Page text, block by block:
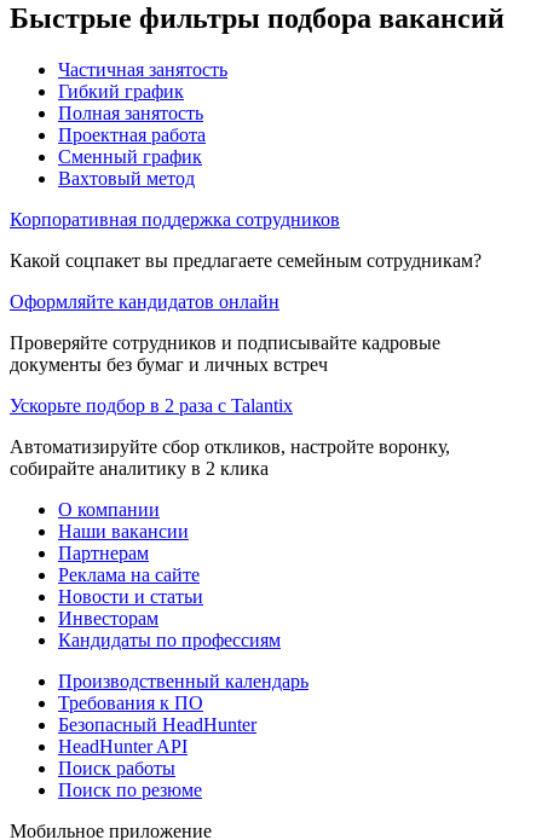
Быстрые фильтры подбора вакансий
Частичная занятость
Гибкий график
Полная занятость
Проектная работа
Сменный график
Вахтовый метод
Корпоративная поддержка сотрудников
Какой соцпакет вы предлагаете семейным сотрудникам?
Оформляйте кандидатов онлайн
Проверяйте сотрудников и подписывайте кадровые
документы без бумаг и личных встреч
Ускорьте подбор в 2 раза с Talantix
Автоматизируйте сбор откликов, настройте воронку,
собирайте аналитику в 2 клика
О компании
Наши вакансии
Партнерам
Реклама на сайте
Новости и статьи
Инвесторам
Кандидаты по профессиям
Производственный календарь
Требования к ПО
Безопасный HeadHunter
HeadHunter API
Поиск работы
Поиск по резюме
Мобильное приложение